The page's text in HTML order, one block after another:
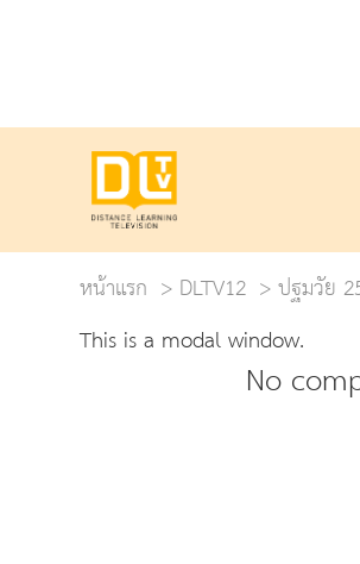
หน้าแรก
DLTV12 ปฐมวัย
This is a modal window.
No